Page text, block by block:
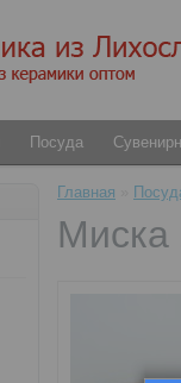
Посуда
Главная
Миска